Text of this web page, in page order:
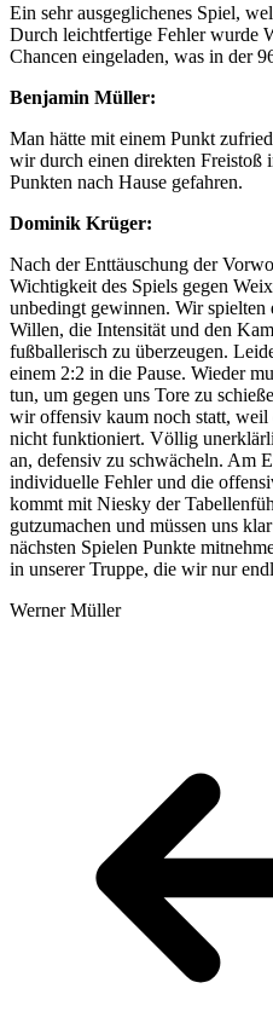
Ein sehr ausgeglichenes Spiel,
Durch leichtfertige Fehler wurde
Chancen eingeladen, was in der
Benjamin Müller:
Man hätte mit einem Punkt
wir durch einen direkten Freistoß
Punkten nach Hause gefahren.
Dominik Krüger:
Nach der Enttäuschung der
Wichtigkeit des Spiels gegen
unbedingt gewinnen. Wir spielten
Willen, die Intensität und den
fußballerisch zu überzeugen.
einem 2:2 in die Pause. Wieder
tun, um gegen uns Tore zu
wir offensiv kaum noch statt,
nicht funktioniert. Völlig
an, defensiv zu schwächeln. Am
individuelle Fehler und die
kommt mit Niesky der
gutzumachen und müssen uns
nächsten Spielen Punkte
in unserer Truppe, die wir nur
Werner Müller